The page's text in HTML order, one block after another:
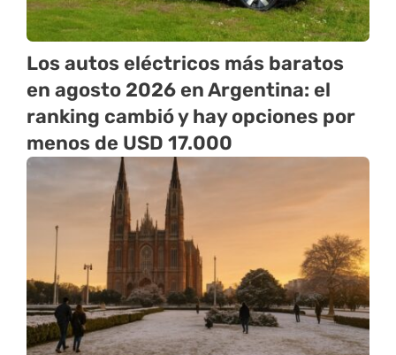
Los autos eléctricos más baratos
en agosto 2026 en Argentina: el
ranking cambió y hay opciones por
menos de USD 17.000